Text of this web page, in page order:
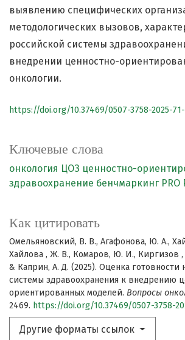
Ключевые слова
онкология ЦОЗ ценностно-
здравоохранение бенчмаркинг PRO
Как цитировать
Омельяновский, В. В., Агафонова, Ю. А.,
Хайлова , Ж. В., Комаров, Ю. И., Киргизов ,
& Каприн, А. Д. (2025). Оценка готовности
системы здравоохранения к внедрению
ориентированных моделей. Вопросы
2469. https://doi.org/10.37469/0507-3758-
Другие форматы ссылок
выявлению специфических
методологических вызовов,
российской системы
внедрении ценностно-
онкологии.
https://doi.org/10.37469/0507-3758-2025-